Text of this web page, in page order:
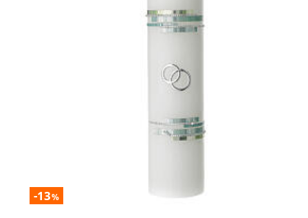
-13%